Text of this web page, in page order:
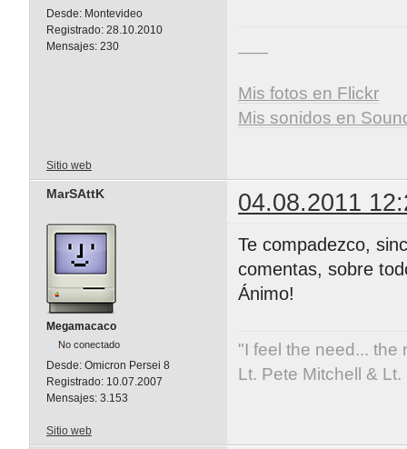
Desde: Montevideo
Registrado: 28.10.2010
Mensajes: 230
Mis fotos en Flickr
Mis sonidos en
Sitio web
MarSAttK 04.08.2011
Megamacaco
No conectado
Desde: Omicron Persei 8
Registrado: 10.07.2007
Mensajes: 3.153
Te compadezco,
comentas, sobre
Ánimo!
"I feel the need... the
Lt. Pete Mitchell &
Sitio web